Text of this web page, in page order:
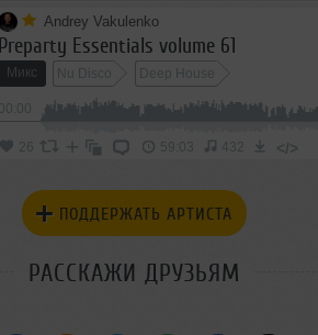
Andrey Vakulenko
Preparty Essentials volume 61
Микс Nu Disco Deep House
26 59:03 432 </>
ПОДДЕРЖАТЬ АРТИСТА
РАССКАЖИ ДРУЗЬЯМ